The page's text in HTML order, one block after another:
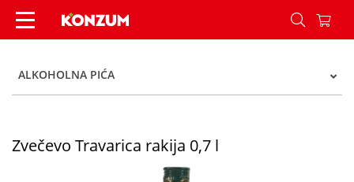
Zvečevo Travarica rakija 0,7 l - Konzum
ALKOHOLNA PIĆA
Zvečevo Travarica rakija 0,7 l